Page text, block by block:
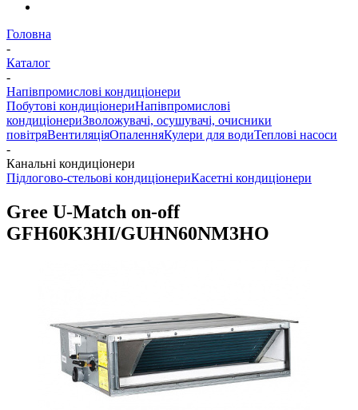
Головна
-
Каталог
-
Напівпромислові кондиціонери
Побутові кондиціонериНапівпромислові
кондиціонериЗволожувачі, осушувачі, очисники
повітряВентиляціяОпаленняКулери для водиТеплові насоси
-
Канальні кондиціонери
Підлогово-стельові кондиціонериКасетні кондиціонери
Gree U-Match on-off
GFH60K3HI/GUHN60NM3HO